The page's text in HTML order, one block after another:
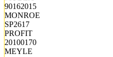
90162015
MONROE
SP2617
PROFIT
20100170
MEYLE